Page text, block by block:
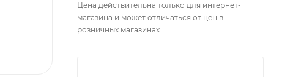
Цена действительна только для интернет-
магазина и может отличаться от цен в
розничных магазинах